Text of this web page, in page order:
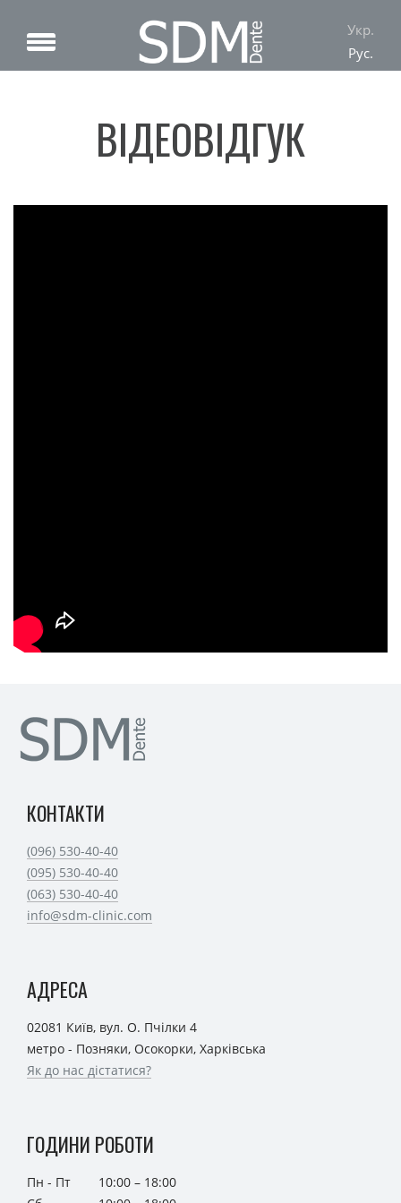
Укр.
Рус.
ВІДЕОВІДГУК
КОНТАКТИ
(096) 530-40-40
(095) 530-40-40
(063) 530-40-40
info@sdm-clinic.com
АДРЕСА
02081 Київ, вул. О. Пчілки 4
метро - Позняки, Осокорки, Харківська
Як до нас дістатися?
ГОДИНИ РОБОТИ
Пн - Пт
10:00 – 18:00